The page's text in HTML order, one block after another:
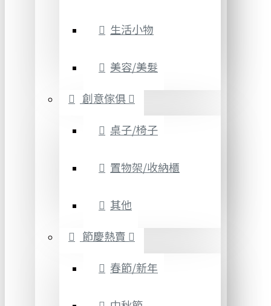
生活小物
美容/美髮
創意傢俱
桌子/椅子
置物架/收納櫃
其他
節慶熱賣
春節/新年